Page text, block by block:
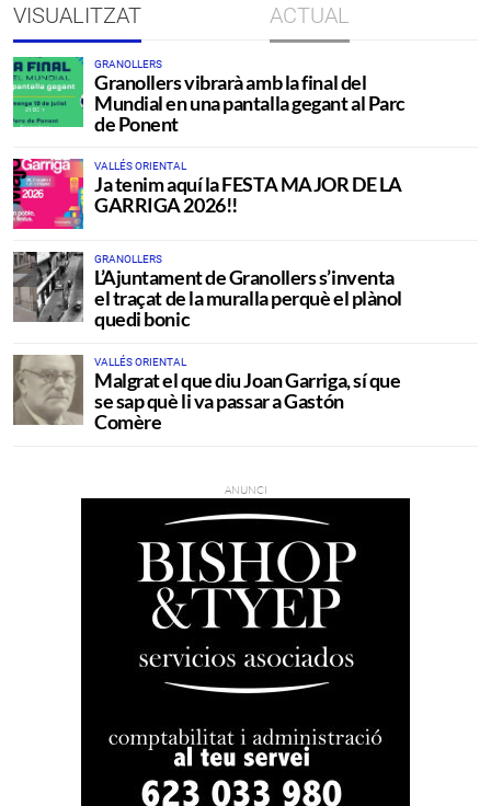
VISUALITZAT ACTUAL
GRANOLLERS
Granollers vibrarà amb la final del
Mundial en una pantalla gegant al Parc
de Ponent
VALLÉS ORIENTAL
Ja tenim aquí la FESTA MAJOR DE LA
GARRIGA 2026!!
GRANOLLERS
L’Ajuntament de Granollers s’inventa
el traçat de la muralla perquè el plànol
quedi bonic
VALLÉS ORIENTAL
Malgrat el que diu Joan Garriga, sí que
se sap què li va passar a Gastón
Comère